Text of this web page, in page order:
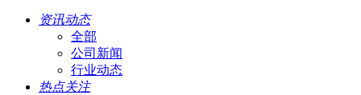
资讯动态
全部
公司新闻
行业动态
热点关注